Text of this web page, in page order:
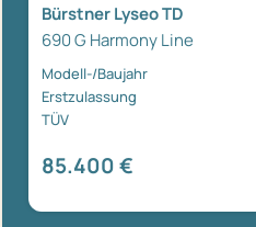
Bürstner Lyseo TD
690 G Harmony Line
Modell-/Baujahr
Erstzulassung
TÜV
85.400 €